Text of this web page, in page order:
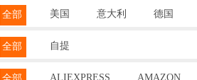
全部 美国 意大利 德国
全部 自提
ALIEXPRESS AMAZON